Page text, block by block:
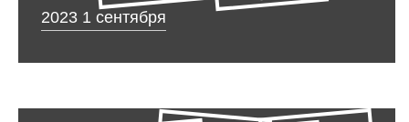
2023 1 сентября